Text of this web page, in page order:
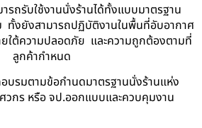
รถรับใช้งานนั่งร้านได้ทั้งแบบมาตรฐาน
งยังสามารถปฏิบัติงานในพื้นที่อับอากาศ
ใต้ความปลอดภัย และความถูกต้องตามที่
ลูกค้ากำหนด
บรมตามข้อกำนดมาตรฐานนั่งร้านแห่ง
วกร หรือ จป.ออกแบบและควบคุมงาน